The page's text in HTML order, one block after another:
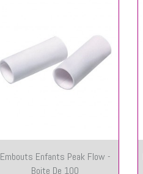
Embouts Enfants Peak Flow -
Boite De 100